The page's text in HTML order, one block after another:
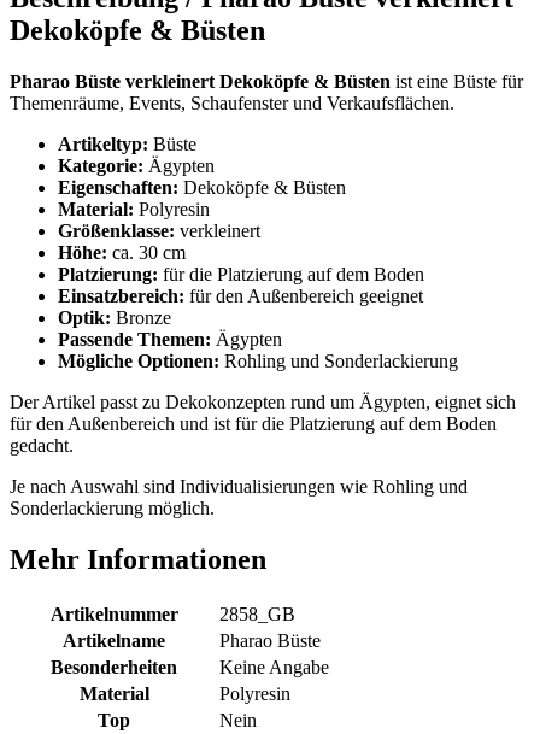
Dekoköpfe & Büsten
Pharao Büste verkleinert Dekoköpfe & Büsten ist eine Büste für
Themenräume, Events, Schaufenster und Verkaufsflächen.
Artikeltyp: Büste
Kategorie: Ägypten
Eigenschaften: Dekoköpfe & Büsten
Material: Polyresin
Größenklasse: verkleinert
Höhe: ca. 30 cm
Platzierung: für die Platzierung auf dem Boden
Einsatzbereich: für den Außenbereich geeignet
Optik: Bronze
Passende Themen: Ägypten
Mögliche Optionen: Rohling und Sonderlackierung
Der Artikel passt zu Dekokonzepten rund um Ägypten, eignet sich
für den Außenbereich und ist für die Platzierung auf dem Boden
gedacht.
Je nach Auswahl sind Individualisierungen wie Rohling und
Sonderlackierung möglich.
Mehr Informationen
Artikelnummer
2858_GB
Artikelname
Pharao Büste
Besonderheiten
Keine Angabe
Material
Polyresin
Top
Nein